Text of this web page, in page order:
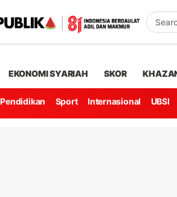
EKONOMI SYARIAH SKOR
Pendidikan Sport Internasional UBSI